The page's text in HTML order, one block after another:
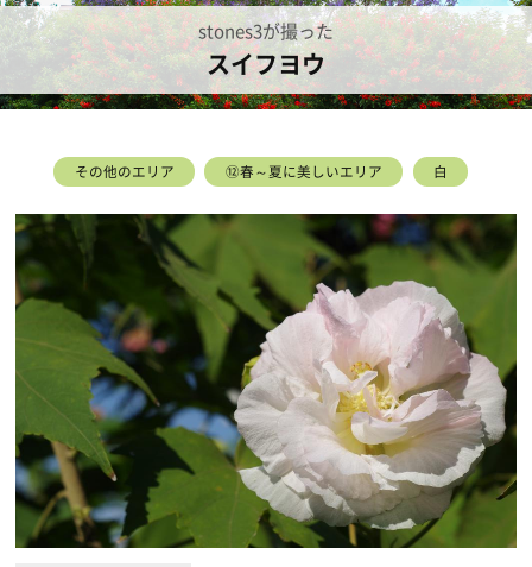
stones3が撮った
スイフヨウ
その他のエリア ⑫春～夏に美しいエリア 白